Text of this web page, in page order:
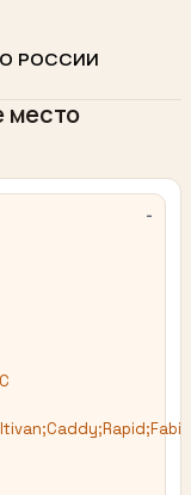
РОССИИ
место